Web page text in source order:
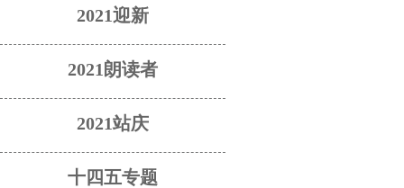
2021迎新
2021朗读者
2021站庆
十四五专题